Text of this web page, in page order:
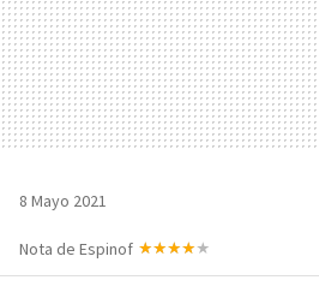
8 Mayo 2021
Nota de Espinof